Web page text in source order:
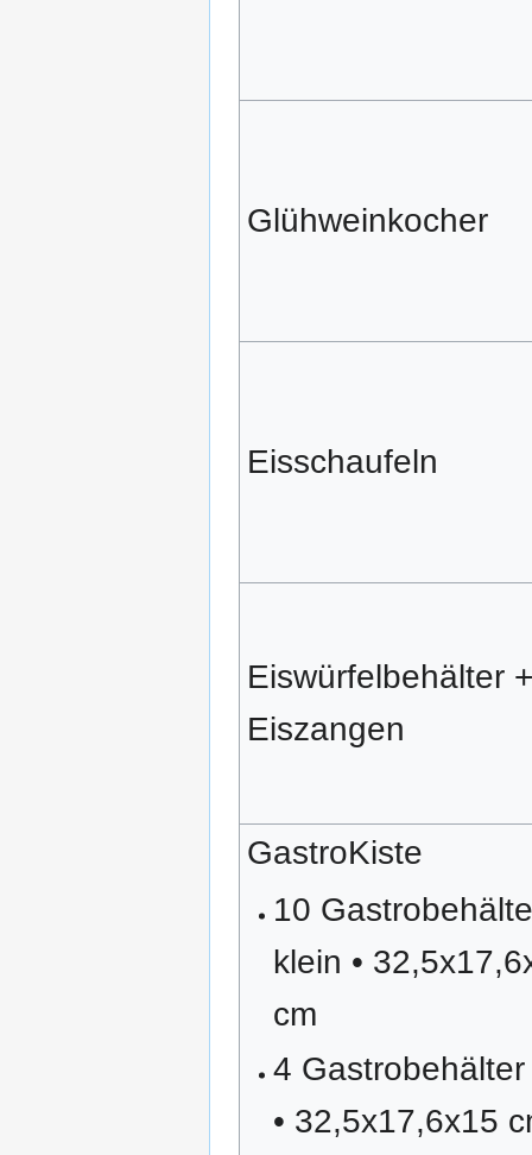
Glühweinkocher
Eisschaufeln
Eiswürfelbehälter
Eiszangen
GastroKiste
10
klein •
cm
4
• 32,5x17,6x15